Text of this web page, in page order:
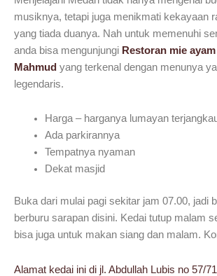
musiknya, tetapi juga menikmati kekayaan
yang tiada duanya. Nah untuk memenuhi
anda bisa mengunjungi Restoran mie
Mahmud yang terkenal dengan menunya
legendaris.
Harga – harganya lumayan
Ada parkirannya
Tempatnya nyaman
Dekat masjid
Buka dari mulai pagi sekitar jam 07.00, jadi
berburu sarapan disini. Kedai tutup malam
bisa juga untuk makan siang dan malam.
Alamat kedai ini di jl. Abdullah Lubis no 57/